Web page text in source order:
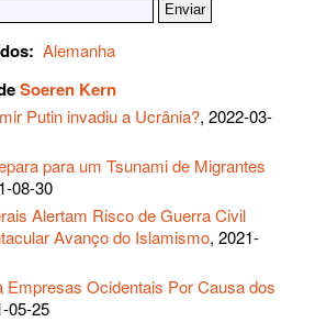
Alemanha
Soeren Kern
Putin invadiu a Ucrânia?, 2022-03-
para um Tsunami de Migrantes
08-30
Alertam Risco de Guerra Civil
Avanço do Islamismo, 2021-
Empresas Ocidentais Por Causa dos
05-25